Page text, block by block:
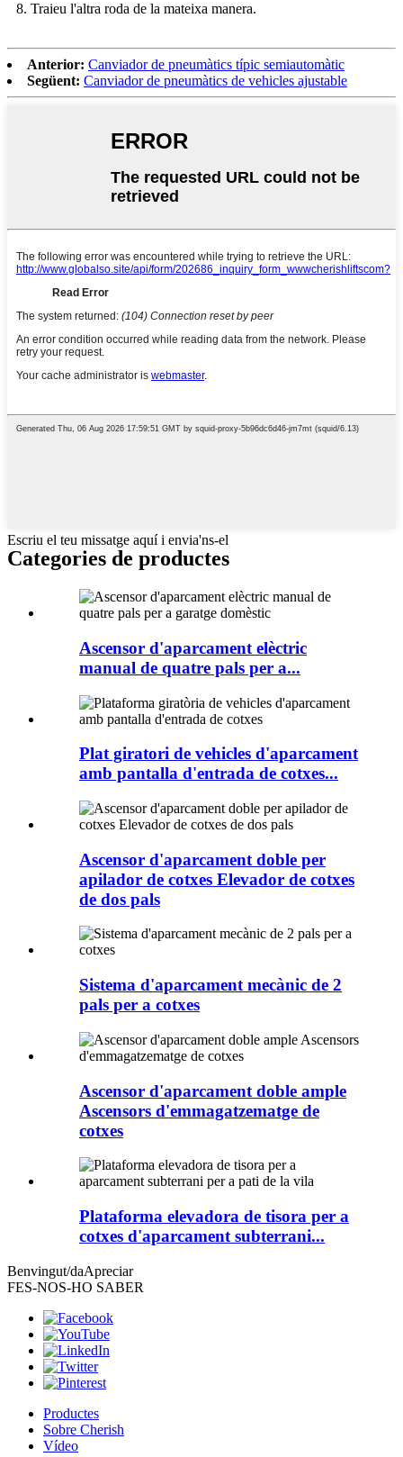
8. Traieu l'altra roda de la mateixa manera.
Anterior: Canviador de pneumàtics típic semiautomàtic
Següent: Canviador de pneumàtics de vehicles ajustable
Escriu el teu missatge aquí i envia'ns-el
Categories de productes
Ascensor d'aparcament elèctric
manual de quatre pals per a...
Plat giratori de vehicles d'aparcament
amb pantalla d'entrada de cotxes...
Ascensor d'aparcament doble per
apilador de cotxes Elevador de cotxes
de dos pals
Sistema d'aparcament mecànic de 2
pals per a cotxes
Ascensor d'aparcament doble ample
Ascensors d'emmagatzematge de
cotxes
Plataforma elevadora de tisora ​​per a
cotxes d'aparcament subterrani...
Benvingut/daApreciar
FES-NOS-HO SABER
Productes
Sobre Cherish
Vídeo